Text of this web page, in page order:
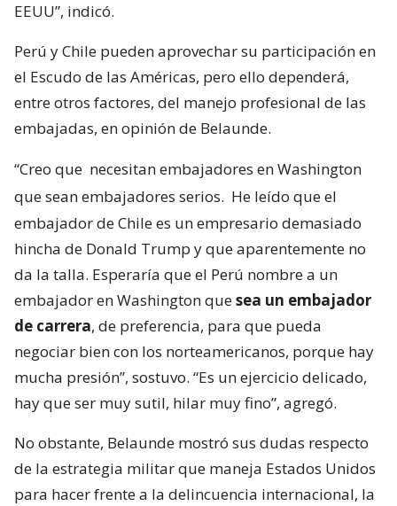
EEUU”, indicó.
Perú y Chile pueden aprovechar su participación en
el Escudo de las Américas, pero ello dependerá,
entre otros factores, del manejo profesional de las
embajadas, en opinión de Belaunde.
“Creo que necesitan embajadores en Washington
que sean embajadores serios. He leído que el
embajador de Chile es un empresario demasiado
hincha de Donald Trump y que aparentemente no
da la talla. Esperaría que el Perú nombre a un
embajador en Washington quesea un embajador
de carrera, de preferencia, para que pueda
negociar bien con los norteamericanos, porque hay
mucha presión”, sostuvo. “Es un ejercicio delicado,
hay que ser muy sutil, hilar muy fino”, agregó.
No obstante, Belaunde mostró sus dudas respecto
de la estrategia militar que maneja Estados Unidos
para hacer frente a la delincuencia internacional, la